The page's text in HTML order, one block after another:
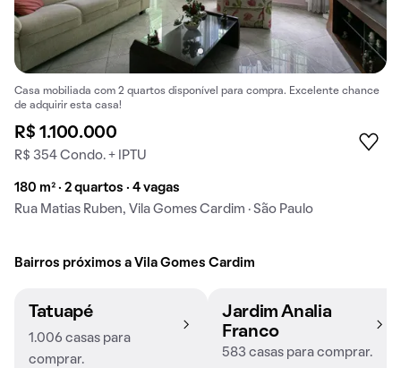
Casa mobiliada com 2 quartos disponível para compra. Excelente chance
de adquirir esta casa!
R$ 1.100.000
R$ 354 Condo. + IPTU
180 m² · 2 quartos · 4 vagas
Rua Matias Ruben, Vila Gomes Cardim · São Paulo
Bairros próximos a Vila Gomes Cardim
Tatuapé
1.006 casas para
comprar.
Jardim Analia
Franco
583 casas para comprar.